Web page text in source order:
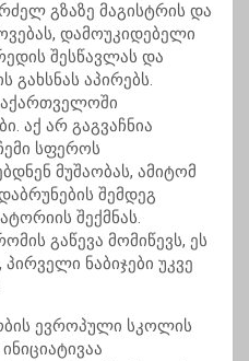
გზაზე მაგისტრის და
დამოუკიდებელი
შესწავლას და
აპირებს.
აქ არ გაგვაჩნია
სფეროს
მუშაობას, ამიტომ
შემდეგ
შექმნას.
გაწევა მომიწევს, ეს
ნაბიჯები უკვე
ევროპული სკოლის